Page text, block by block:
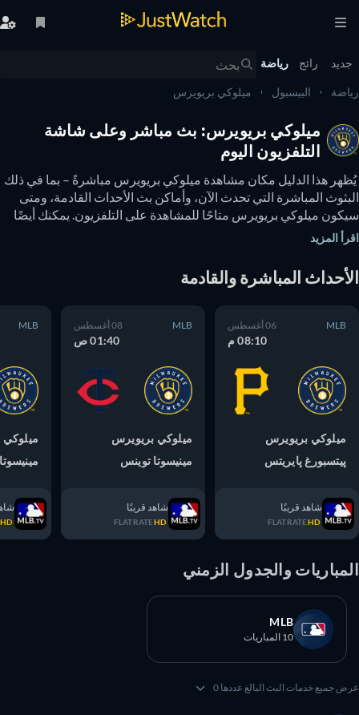
رائج رياضة
البيسبول ميلوكي بريويرس
ميلوكي بريويرس: بث مباشر وعلى شاشة
التلفزيون اليوم
يُظهر هذا الدليل مكان مشاهدة ميلوكي بريويرس مباشرةً – بما في ذلك
البثوث المباشرة التي تحدث الآن، وأماكن بث الأحداث القادمة، ومتى
سيكون ميلوكي بريويرس متاحًا للمشاهدة على التلفزيون. يمكنك أيضًا
مجانًا.
المزيد
المباشرة والقادمة
MLB
08:10 م
ميلوكي بريويرس
پيتسبورغ پايريتس
شاهد قريبًا
FLATRATEHD
MLB
01:40 ص
ميلوكي بريويرس
مينيسوتا توينس
شاهد قريبًا
FLATRATEHD
MLB
ميلوكي
مينيسوتا
شاهد
HD
والجدول الزمني
MLB
10 المباريات
جميع خدمات البث البالغ عددها 0